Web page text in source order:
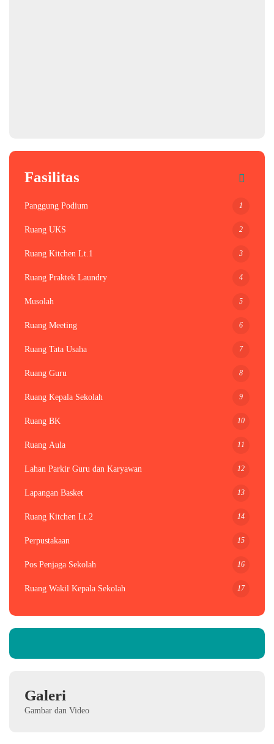
Fasilitas
Panggung Podium 1
Ruang UKS 2
Ruang Kitchen Lt.1 3
Ruang Praktek Laundry 4
Musolah 5
Ruang Meeting 6
Ruang Tata Usaha 7
Ruang Guru 8
Ruang Kepala Sekolah 9
Ruang BK 10
Ruang Aula 11
Lahan Parkir Guru dan Karyawan 12
Lapangan Basket 13
Ruang Kitchen Lt.2 14
Perpustakaan 15
Pos Penjaga Sekolah 16
Ruang Wakil Kepala Sekolah 17
Galeri
Gambar dan Video